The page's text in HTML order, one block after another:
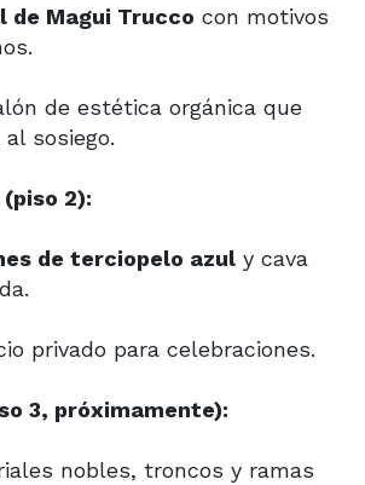
de Magui Trucco con motivos
de estética orgánica que
sosiego.
2):
de terciopelo azul y cava
privado para celebraciones.
3, próximamente):
nobles, troncos y ramas